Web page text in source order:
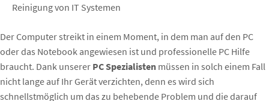
Reinigung von IT Systemen
Der Computer streikt in einem Moment, in dem man auf den PC
oder das Notebook angewiesen ist und professionelle PC Hilfe
braucht. Dank unserer PC Spezialisten müssen in solch einem Fall
nicht lange auf Ihr Gerät verzichten, denn es wird sich
schnellstmöglich um das zu behebende Problem und die darauf